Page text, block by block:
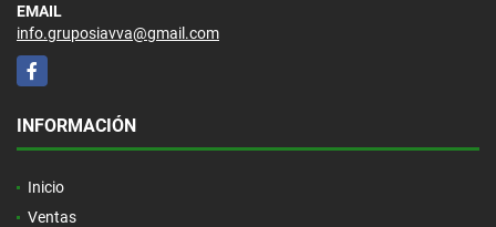
EMAIL
info.gruposiavva@gmail.com
Facebook
INFORMACIÓN
Inicio
Ventas